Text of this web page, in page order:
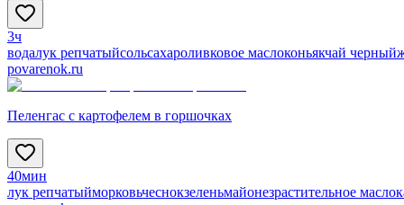
3ч
водалук репчатыйсольсахароливковое маслоконьякчай черный
povarenok.ru
Пеленгас с картофелем в горшочках
40мин
лук репчатыйморковьчеснокзеленьмайонезрастительное масло